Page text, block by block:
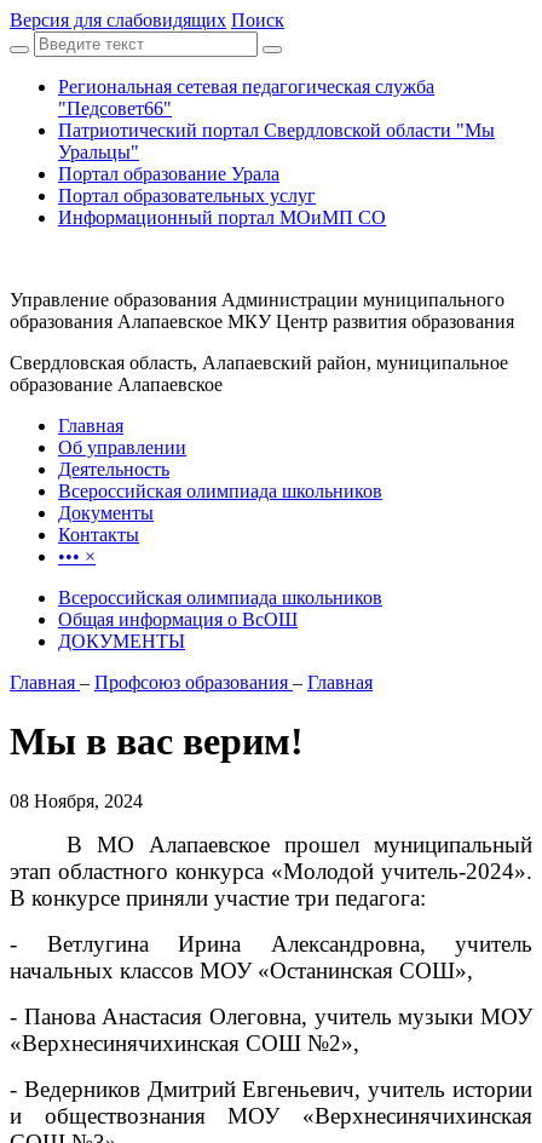
Версия для слабовидящих Поиск
Региональная сетевая педагогическая служба
"Педсовет66"
Патриотический портал Свердловской области "Мы
Уральцы"
Портал образование Урала
Портал образовательных услуг
Информационный портал МОиМП СО
Управление образования Администрации муниципального
образования Алапаевское МКУ Центр развития образования
Свердловская область, Алапаевский район, муниципальное
образование Алапаевское
Главная
Об управлении
Деятельность
Всероссийская олимпиада школьников
Документы
Контакты
••• ×
Всероссийская олимпиада школьников
Общая информация о ВсОШ
ДОКУМЕНТЫ
Главная – Профсоюз образования – Главная
Мы в вас верим!
08 Ноября, 2024
В МО Алапаевское прошел муниципальный
этап областного конкурса «Молодой учитель-2024».
В конкурсе приняли участие три педагога:
- Ветлугина Ирина Александровна, учитель
начальных классов МОУ «Останинская СОШ»,
- Панова Анастасия Олеговна, учитель музыки МОУ
«Верхнесинячихинская СОШ №2»,
- Ведерников Дмитрий Евгеньевич, учитель истории
и обществознания МОУ «Верхнесинячихинская